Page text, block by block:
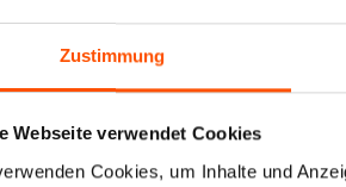
Zustimmung
Webseite verwendet Cookies
Cookies, um Inhalte und